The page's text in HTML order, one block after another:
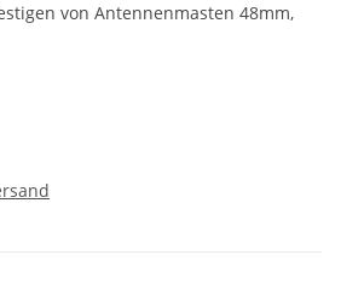
von Antennenmasten 48mm,